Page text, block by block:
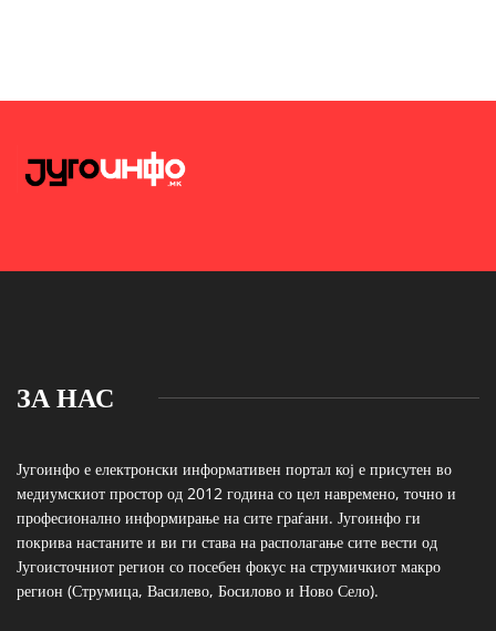
ЗА НАС
Југоинфо е електронски информативен портал кој е присутен во
медиумскиот простор од 2012 година со цел навремено, точно и
професионално информирање на сите граѓани. Југоинфо ги
покрива настаните и ви ги става на располагање сите вести од
Југоисточниот регион со посебен фокус на струмичкиот макро
регион (Струмица, Василево, Босилово и Ново Село).